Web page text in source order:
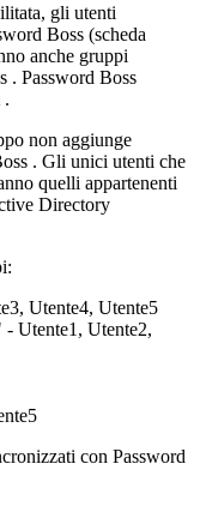
, gli utenti
Boss (scheda
anche gruppi
. Password Boss
.
non aggiunge
. Gli unici utenti che
quelli appartenenti
Directory
:
, Utente4, Utente5
- Utente1 , Utente2,
con Password